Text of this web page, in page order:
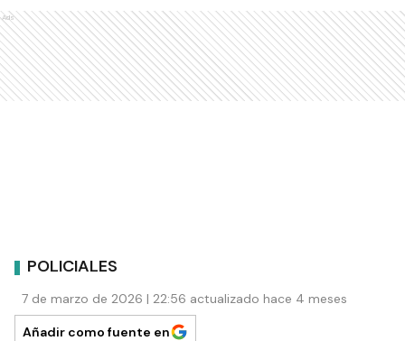
Ads
POLICIALES
7 de marzo de 2026 | 22:56 actualizado hace 4 meses
Añadir como fuente en